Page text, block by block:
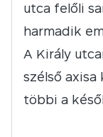
utca felőli
harmadik
A Király
szélső
többi a